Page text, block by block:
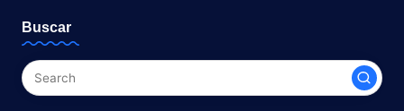
Buscar